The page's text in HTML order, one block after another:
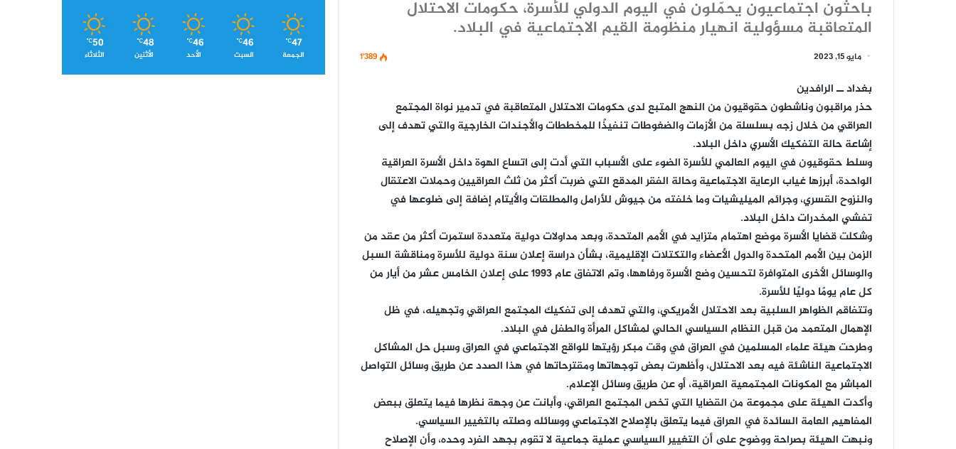
باحثون اجتماعيون يحمّلون في اليوم الدولي للأسرة، حكومات الاحتلال
المتعاقبة مسؤولية انهيار منظومة القيم الاجتماعية في البلاد.
مايو 15, 2023 1٬389
بغداد ــ الرافدين
حذر مراقبون وناشطون حقوقيون من النهج المتبع لدى حكومات الاحتلال المتعاقبة في تدمير نواة المجتمع
العراقي من خلال زجه بسلسلة من الأزمات والضغوطات تنفيذًا للمخططات والأجندات الخارجية والتي تهدف إلى
إشاعة حالة التفكيك الأسري داخل البلاد.
وسلط حقوقيون في اليوم العالمي للأسرة الضوء على الأسباب التي أدت إلى اتساع الهوة داخل الأسرة العراقية
الواحدة، أبرزها غياب الرعاية الاجتماعية وحالة الفقر المدقع التي ضربت أكثر من ثلث العراقيين وحملات الاعتقال
والنزوح القسري، وجرائم الميليشيات وما خلفته من جيوش للأرامل والمطلقات والأيتام إضافة إلى ضلوعها في
تفشي المخدرات داخل البلاد.
وشكلت قضايا الأسرة موضع اهتمام متزايد في الأمم المتحدة، وبعد مداولات دولية متعددة استمرت أكثر من عقد من
الزمن بين الأمم المتحدة والدول الأعضاء والتكتلات الإقليمية، بشأن دراسة إعلان سنة دولية للأسرة ومناقشة السبل
والوسائل الأخرى المتوافرة لتحسين وضع الأسرة ورفاهها، وتم الاتفاق عام 1993 على إعلان الخامس عشر من أيار من
كل عام يومًا دوليًا للأسرة.
وتتفاقم الظواهر السلبية بعد الاحتلال الأمريكي، والتي تهدف إلى تفكيك المجتمع العراقي وتجهيله، في ظل
الإهمال المتعمد من قبل النظام السياسي الحالي لمشاكل المرأة والطفل في البلاد.
وطرحت هيئة علماء المسلمين في العراق في وقت مبكر رؤيتها للواقع الاجتماعي في العراق وسبل حل المشاكل
الاجتماعية الناشئة فيه بعد الاحتلال، وأظهرت بعض توجهاتها ومقترحاتها في هذا الصدد عن طريق وسائل التواصل
المباشر مع المكونات المجتمعية العراقية، أو عن طريق وسائل الإعلام.
وأكدت الهيئة على مجموعة من القضايا التي تخص المجتمع العراقي، وأبانت عن وجهة نظرها فيما يتعلق ببعض
المفاهيم العامة السائدة في العراق فيما يتعلق بالإصلاح الاجتماعي ووسائله وصلته بالتغيير السياسي.
ونبهت الهيئة بصراحة ووضوح على أن التغيير السياسي عملية جماعية لا تقوم بجهد الفرد وحده، وأن الإصلاح
47
℃
الجمعة
46
℃
السبت
46
℃
الأحد
48
℃
الأثنين
50
℃
الثلاثاء